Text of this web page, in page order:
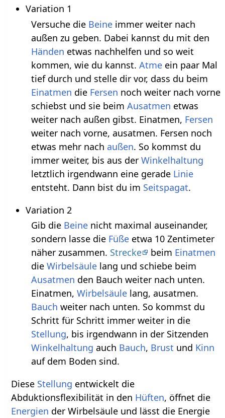
Variation 1
Versuche die Beine immer weiter nach
außen zu geben. Dabei kannst du mit den
Händen etwas nachhelfen und so weit
kommen, wie du kannst.Atme ein paar Mal
tief durch und stelle dir vor, dass du beim
Einatmen die Fersen noch weiter nach vorne
schiebst und sie beimAusatmen etwas
weiter nach außen gibst. Einatmen, Fersen
weiter nach vorne, ausatmen. Fersen noch
etwas mehr nach außen. So kommst du
immer weiter, bis aus derWinkelhaltung
letztlich irgendwann eine gerade Linie
entsteht. Dann bist du im Seitspagat.
Variation 2
Gib die Beine nicht maximal auseinander,
sondern lasse die Füße etwa 10 Zentimeter
näher zusammen. Strecke beim Einatmen
dieWirbelsäule lang und schiebe beim
Ausatmen den Bauch weiter nach unten.
Einatmen,Wirbelsäule lang, ausatmen.
Bauch weiter nach unten. So kommst du
Schritt für Schritt immer weiter in die
Stellung, bis irgendwann in der Sitzenden
Winkelhaltung auch Bauch, Brust und Kinn
auf dem Boden sind.
Diese Stellung entwickelt die
Abduktionsflexibilität in den Hüften, öffnet die
Energien der Wirbelsäule und lässt die Energie